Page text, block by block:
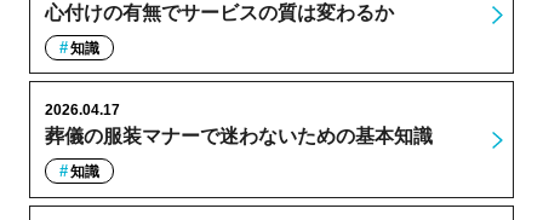
心付けの有無でサービスの質は変わるか
知識
葬儀の服装マナーで迷わないための基本知識
2026.04.17
知識